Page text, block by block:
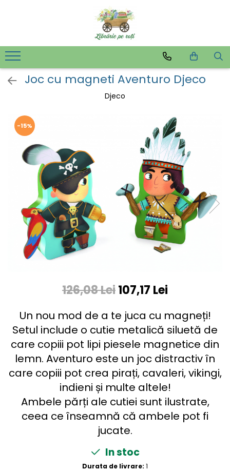
Joc cu magneti Aventuro Djeco
Djeco
-15%
126,08 Lei107,17 Lei
Un nou mod de a te juca cu magneți!
Setul include o cutie metalică siluetă de
care copiii pot lipi piesele magnetice din
lemn. Aventuro este un joc distractiv în
care copiii pot crea pirați, cavaleri, vikingi,
indieni și multe altele!
Ambele părți ale cutiei sunt ilustrate,
ceea ce înseamnă că ambele pot fi
jucate.
In stoc
Durata de livrare: 1